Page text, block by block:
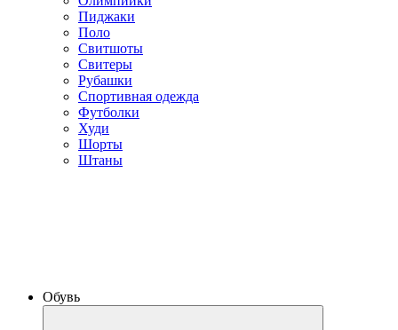
Пиджаки
Поло
Свитшоты
Свитеры
Рубашки
Спортивная одежда
Футболки
Худи
Шорты
Штаны
Обувь